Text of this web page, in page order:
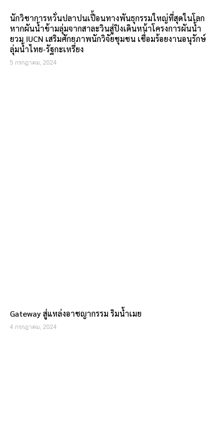
นักวิชาการหวั่นปลาปนเปื้อนทางพันธุกรรมใหญ่ที่สุดในโลก
หากผันน้ำข้ามลุ่มจากสาละวินสู่ปิงเดินหน้าโครงการผันน้ำ
ยวม IUCN เสริมศักยภาพนักวิจัยชุมชน เชื่อมร้อยงานอนุรักษ์
ลุ่มน้ำไทย-รัฐกะเหรี่ยง
5 กรกฎาคม, 2024
Gateway สู่แหล่งอาชญากรรม ริมน้ำเมย
4 กรกฎาคม, 2024